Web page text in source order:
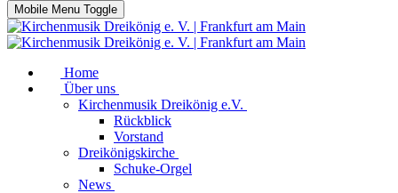
Mobile Menu Toggle
Home
Über uns
Kirchenmusik Dreikönig e.V.
Rückblick
Vorstand
Dreikönigskirche
Schuke-Orgel
News